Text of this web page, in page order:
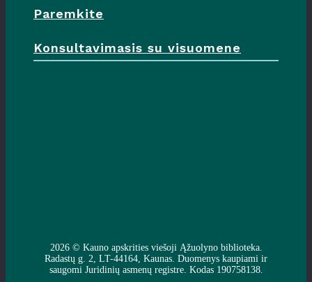
Paremkite
Konsultavimasis su visuomene
2026 © Kauno apskrities viešoji Ąžuolyno biblioteka.
Radastų g. 2, LT-44164, Kaunas. Duomenys kaupiami ir
saugomi Juridinių asmenų registre. Kodas 190758138.